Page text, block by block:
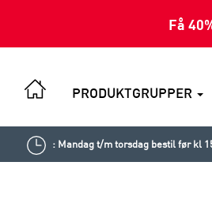
Få
PRODUKTGRUPPER
: Mandag t/m torsdag bestil før kl